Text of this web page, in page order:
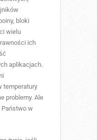
bloki
wielu
ich
aplikacjach.
temperatury
problemy. Ale
Państwo w